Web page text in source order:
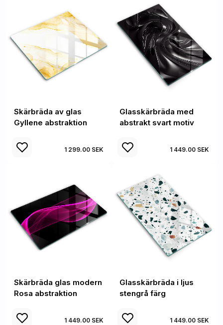
Skärbräda av glas
Gyllene abstraktion
1 299.00 SEK
Glasskärbräda med
abstrakt svart motiv
1 449.00 SEK
Skärbräda glas modern
Rosa abstraktion
1 449.00 SEK
Glasskärbräda i ljus
stengrå färg
1 449.00 SEK